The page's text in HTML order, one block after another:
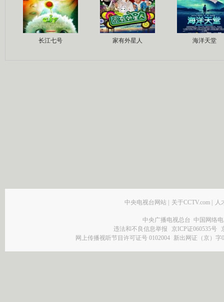
长江七号 家有外星人 海洋天堂
中央电视台网站 | 关于CCTV.com | 人
中央广播电视总台 中国网络
违法和不良信息举报
京ICP证060535号
网上传播视听节目许可证号 0102004 新出网证（京）